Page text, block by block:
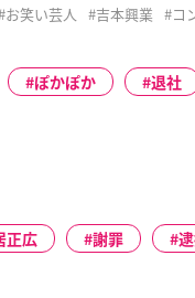
いたことが報じられた
お笑い芸人 #吉本興業 #コ
ぽかぽか
退社
正広 謝罪